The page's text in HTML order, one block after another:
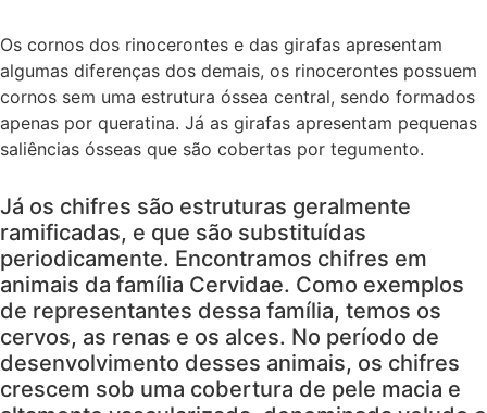
Os cornos dos rinocerontes e das girafas apresentam
algumas diferenças dos demais, os rinocerontes possuem
cornos sem uma estrutura óssea central, sendo formados
apenas por queratina. Já as girafas apresentam pequenas
saliências ósseas que são cobertas por tegumento.
Já os chifres são estruturas geralmente
ramificadas, e que são substituídas
periodicamente. Encontramos chifres em
animais da família Cervidae. Como exemplos
de representantes dessa família, temos os
cervos, as renas e os alces. No período de
desenvolvimento desses animais, os chifres
crescem sob uma cobertura de pele macia e